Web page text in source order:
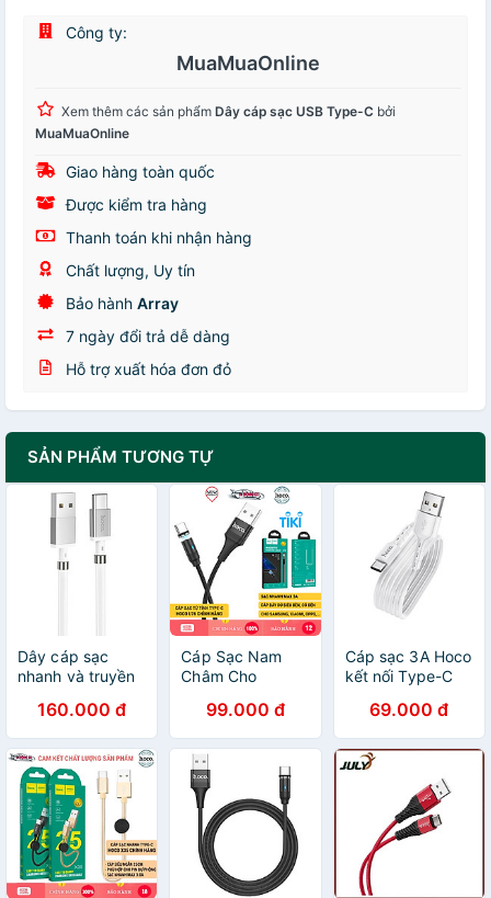
Công ty:
MuaMuaOnline
Xem thêm các sản phẩm Dây cáp sạc USB Type-C bởi
MuaMuaOnline
Giao hàng toàn quốc
Được kiểm tra hàng
Thanh toán khi nhận hàng
Chất lượng, Uy tín
Bảo hành Array
7 ngày đổi trả dễ dàng
Hỗ trợ xuất hóa đơn đỏ
SẢN PHẨM TƯƠNG TỰ
Dây cáp sạc
nhanh và truyền
nguyên chất
chống rối U91
typec - Hàng
chính hãng
160.000 đ
Cáp Sạc Nam
Châm Cho
Xiaomi, Oppo...
Hoco U76 - Dây
Sạc Type-C Từ
Tính Báo Đèn,
Cáp Dù Siêu Bền
- Hàng Chính
Hãng
99.000 đ
Cáp sạc 3A Hoco
kết nối Type-C
data dây tròn
chắc chắn cho
Smartphone dài
1.5M - Hàng
chính hãng
69.000 đ